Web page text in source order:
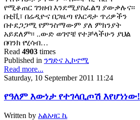
የሚቆጠር ገንዘብ እንደሚያስፈልግ ያውቃሉና፡፡
በቲቪ፣ በሬዲዮና በጋዜጣ የእርዳታ ጥሪዎችን
በተደጋጋሚ የምንስማውም ያለ ምክንያት
አይደለም፡፡ ..ውድ ወገኖቼ የተቻላችሁን ያህል
በባንክ የሂሳብ…
Read 4903 times
Published in ንግድና ኢኮኖሚ
Read more...
Saturday, 10 September 2011 11:24
የዓለም እውነታ የተገላቢጦሽ እየሆነነው!
Written by አልአዛር ኬ